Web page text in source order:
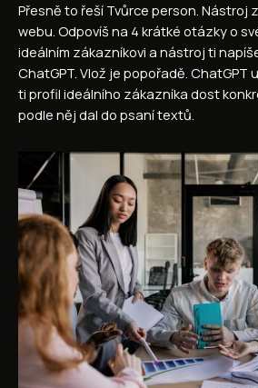
Přesně to řeší Tvůrce person. Nástroj
webu. Odpovíš na 4 krátké otázky o
ideálním zákazníkovi a nástroj ti
ChatGPT. Vlož je popořadě. ChatGPT
ti profil ideálního zákazníka dost
podle něj dal do psaní textů.